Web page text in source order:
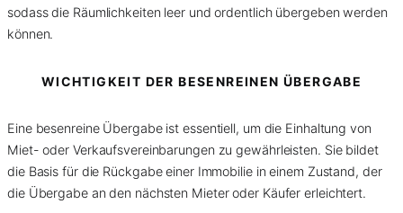
sodass die Räumlichkeiten leer und ordentlich übergeben werden
können.
WICHTIGKEIT DER BESENREINEN ÜBERGABE
Eine besenreine Übergabe ist essentiell, um die Einhaltung von
Miet- oder Verkaufsvereinbarungen zu gewährleisten. Sie bildet
die Basis für die Rückgabe einer Immobilie in einem Zustand, der
die Übergabe an den nächsten Mieter oder Käufer erleichtert.